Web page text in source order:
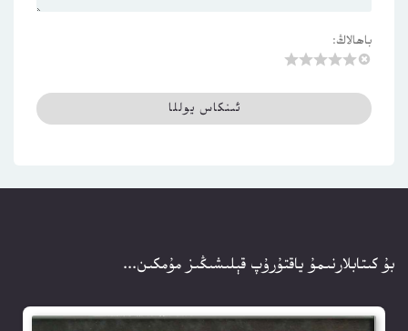
باھالاڭ:
بۇ كىتابلارنىمۇ ياقتۇرۇپ قېلىشىڭىز مۇمكىن...